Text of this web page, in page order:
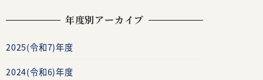
年度別アーカイブ
2025(令和7)年度
2024(令和6)年度